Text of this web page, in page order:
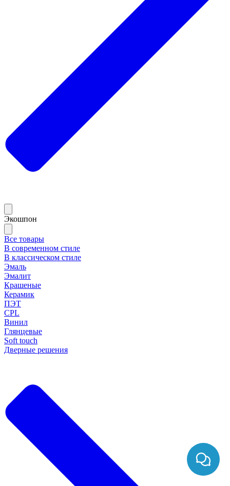
Экошпон
Все товары
В современном стиле
В классическом стиле
Эмаль
Эмалит
Крашеные
Керамик
ПЭТ
CPL
Винил
Глянцевые
Soft touch
Дверные решения